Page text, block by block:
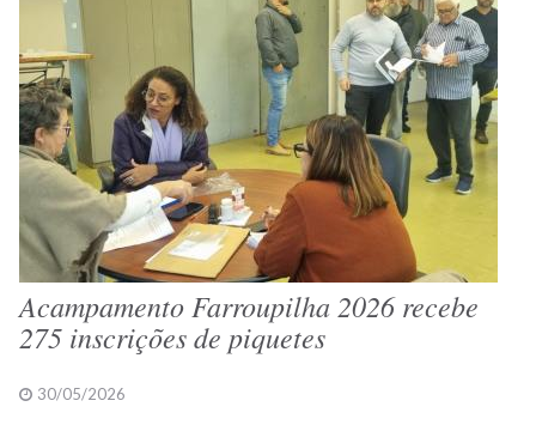
Acampamento Farroupilha 2026 recebe
275 inscrições de piquetes
30/05/2026